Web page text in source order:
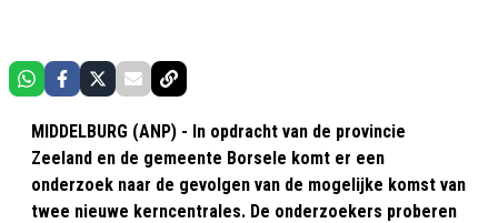
MIDDELBURG (ANP) - In opdracht van de provincie
Zeeland en de gemeente Borsele komt er een
onderzoek naar de gevolgen van de mogelijke komst van
twee nieuwe kerncentrales. De onderzoekers proberen